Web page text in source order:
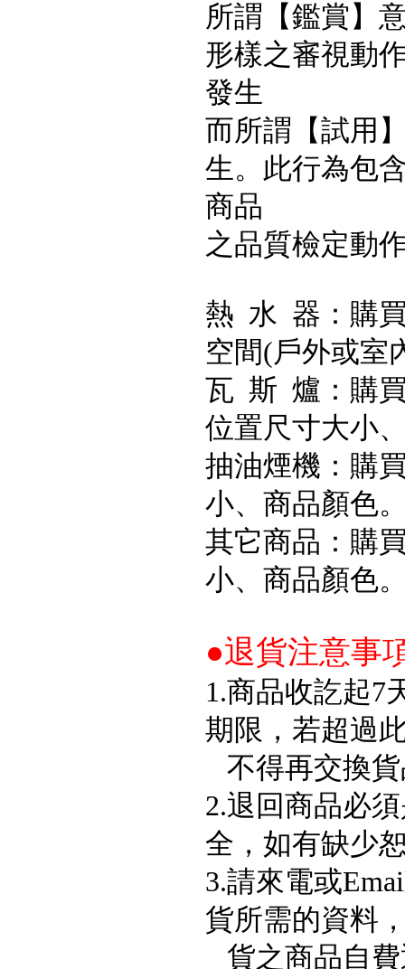
所謂【鑑賞】
形樣之審視動
發生
而所謂【試用
生。此行為包
商品
之品質檢定動
熱 水 器：購
空間(戶外或室
瓦 斯 爐：購
位置尺寸大小
抽油煙機：購
小、商品顏色
其它商品：購
小、商品顏色
●退貨注意事
1.商品收訖起7
期限，若超過
不得再交換
2.退回商品必
全，如有缺少
3.請來電或
貨所需的資料
貨之商品自